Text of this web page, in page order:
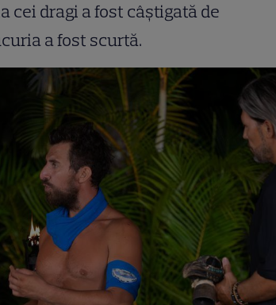
cei dragi a fost câștigată de
a fost scurtă.